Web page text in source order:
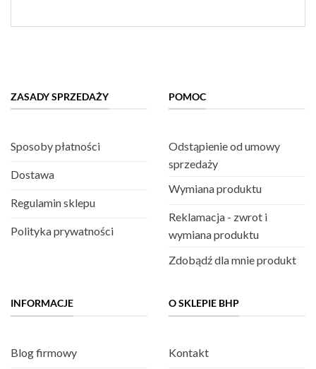
ZASADY SPRZEDAŻY
Sposoby płatności
Dostawa
Regulamin sklepu
Polityka prywatności
POMOC
Odstąpienie od umowy
sprzedaży
Wymiana produktu
Reklamacja - zwrot i
wymiana produktu
Zdobądź dla mnie produkt
INFORMACJE
Blog firmowy
O SKLEPIE BHP
Kontakt